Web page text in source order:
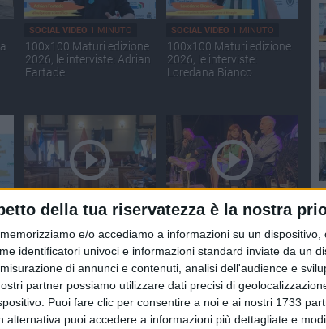
della tua riservatezza è la nostra
memorizziamo e/o accediamo a informazioni su un dispositivo,
identificatori univoci e informazioni standard inviate da un
di annunci e contenuti, analisi dell'audience e
partner possiamo utilizzare dati precisi di
Puoi fare clic per consentire a noi e ai nostri 1733
alternativa puoi accedere a informazioni più dettagliate e
SOCIAL VIDEO 1 MINUTO
100x100 Maturi edizione
2026, le interviste: Adrian
Fartade
SOCIAL VIDEO 1 MINUTO
100x100 Maturi edizione
2026, le interviste:
Loredana Bianco
SOCIAL VIDEO2 MINUTI
Palio della Quercia 2026:
SOCIAL VIDEO2 MINUTI
L'intervista a Stefano
Vicari ed Enrico Galiano